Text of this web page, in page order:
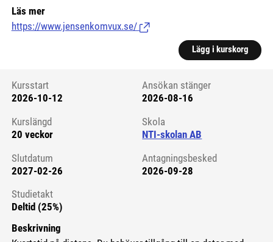
Läs mer
https://www.jensenkomvux.se/ (Länk till extern sida.)
Lägg i kurskorg
Kursstart 6104683
Kursstart
2026-10-12
Ansökan stänger
2026-08-16
Kurslängd
20 veckor
Skola
NTI-skolan AB
Slutdatum
2027-02-26
Antagningsbesked
2026-09-28
Studietakt
Deltid (25%)
Beskrivning